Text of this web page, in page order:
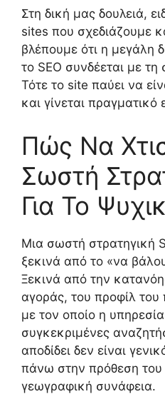
Στη δική μας δουλειά,
sites που σχεδιάζουμε
βλέπουμε ότι η μεγάλη
το SEO συνδέεται με
Τότε το site παύει να
και γίνεται
Πώς Να
Σωστή
Για Το
Μια σωστή στρατηγική
ξεκινά από το «να
Ξεκινά από την
αγοράς, του προφίλ του
με τον οποίο η
συγκεκριμένες
αποδίδει δεν είναι
πάνω στην πρόθεση του
γεωγραφική συνάφεια.